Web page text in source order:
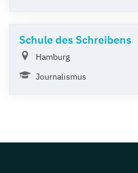
Schule des Schreibens
Hamburg
Journalismus